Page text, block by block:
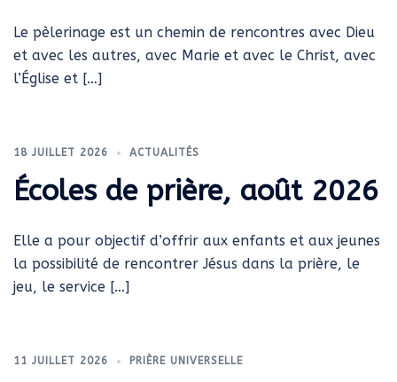
Le pèlerinage est un chemin de rencontres avec Dieu
et avec les autres, avec Marie et avec le Christ, avec
l’Église et […]
18 JUILLET 2026 ACTUALITÉS
Écoles de prière, août 2026
Elle a pour objectif d’offrir aux enfants et aux jeunes
la possibilité de rencontrer Jésus dans la prière, le
jeu, le service […]
11 JUILLET 2026 PRIÈRE UNIVERSELLE